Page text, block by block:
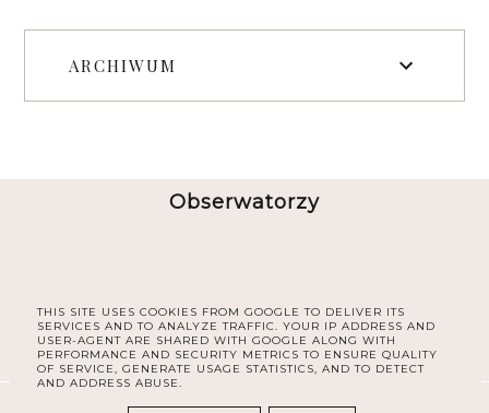
ARCHIWUM
Obserwatorzy
COPYRIGHT ©30PLUS BLOG
THIS SITE USES COOKIES FROM GOOGLE TO DELIVER ITS
SERVICES AND TO ANALYZE TRAFFIC. YOUR IP ADDRESS AND
USER-AGENT ARE SHARED WITH GOOGLE ALONG WITH
PERFORMANCE AND SECURITY METRICS TO ENSURE QUALITY
OF SERVICE, GENERATE USAGE STATISTICS, AND TO DETECT
AND ADDRESS ABUSE.